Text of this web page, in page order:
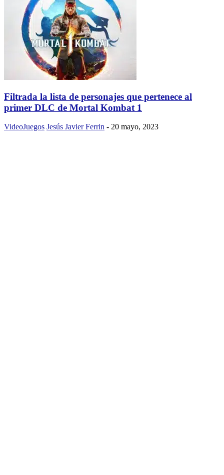
Filtrada la lista de personajes que pertenece al
primer DLC de Mortal Kombat 1
VideoJuegos Jesús Javier Ferrin - 20 mayo, 2023